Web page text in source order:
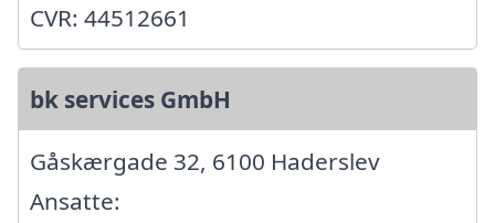
CVR: 44512661
bk services GmbH
Gåskærgade 32, 6100 Haderslev
Ansatte: